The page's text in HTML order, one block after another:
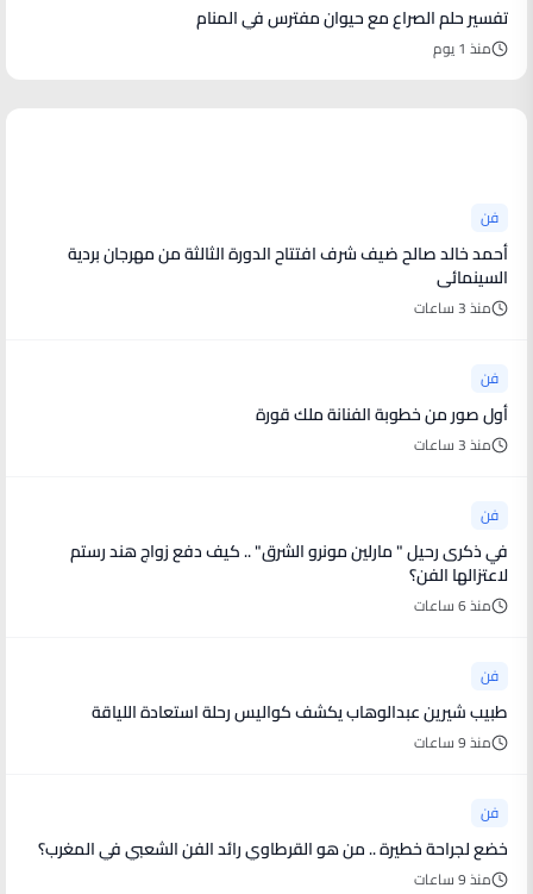
تفسير حلم الصراع مع حيوان مفترس في المنام
منذ 1 يوم
فن
أحمد خالد صالح ضيف شرف افتتاح الدورة الثالثة من مهرجان بردية
السينمائى
منذ 3 ساعات
فن
أول صور من خطوبة الفنانة ملك قورة
منذ 3 ساعات
فن
في ذكرى رحيل " مارلين مونرو الشرق" .. كيف دفع زواج هند رستم
لاعتزالها الفن؟
منذ 6 ساعات
فن
طبيب شيرين عبدالوهاب يكشف كواليس رحلة استعادة اللياقة
منذ 9 ساعات
فن
خضع لجراحة خطيرة .. من هو القرطاوي رائد الفن الشعبي في المغرب؟
منذ 9 ساعات